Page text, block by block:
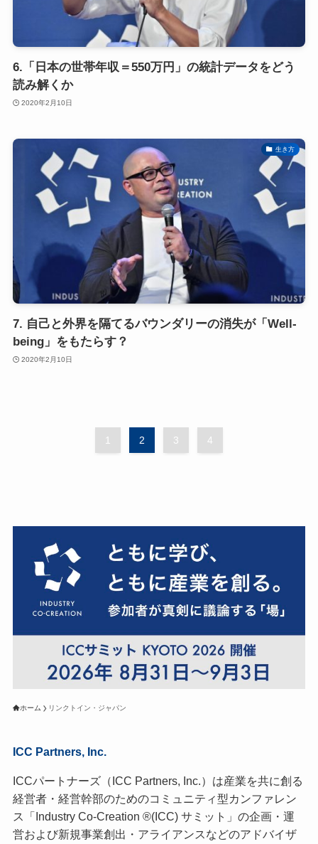
6.「日本の世帯年収＝550万円」の統計データをどう
読み解くか
2020年2月10日
生き方
7. 自己と外界を隔てるバウンダリーの消失が「Well-
being」をもたらす？
2020年2月10日
1 2 3 4
ホーム リンクトイン・ジャパン
ICC Partners, Inc.
ICCパートナーズ（ICC Partners, Inc.）は産業を共に創る
経営者・経営幹部のためのコミュニティ型カンファレン
ス「Industry Co-Creation ®(ICC) サミット」の企画・運
営および新規事業創出・アライアンスなどのアドバイザ